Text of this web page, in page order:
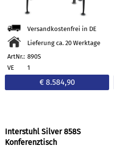
Versandkostenfrei in DE
Lieferung ca. 20 Werktage
ArtNr.: 890S
VE
1
€ 8.584,90
Interstuhl Silver 858S
Konferenztisch